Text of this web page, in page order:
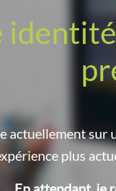
actuellement sur
plus